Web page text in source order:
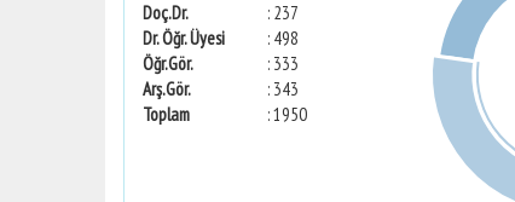
Doç.Dr.
: 237
Dr. Öğr. Üyesi
: 498
Öğr.Gör.
: 333
Arş.Gör.
: 343
Toplam
: 1950